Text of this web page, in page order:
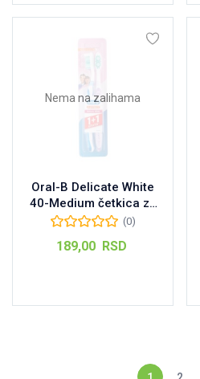
Nema na zalihama
Oral-B Delicate White
40-Medium četkica za
zube, 1kom+1GRATIS
(0)
189,00 RSD